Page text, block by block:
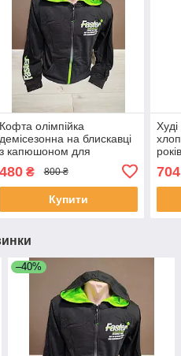
Кофта олімпійка
демісезонна на блискавці
з капюшоном для
років чорна
480₴ 800 ₴
Купити
704
–40%